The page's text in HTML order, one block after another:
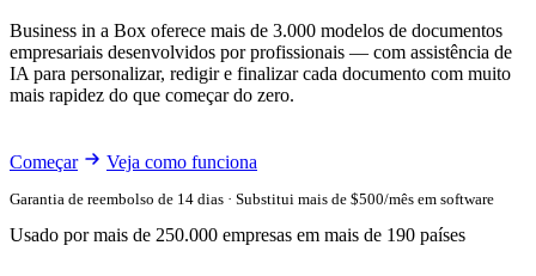
Business in a Box oferece mais de 3.000 modelos de documentos
empresariais desenvolvidos por profissionais — com assistência de
IA para personalizar, redigir e finalizar cada documento com muito
mais rapidez do que começar do zero.
Começar Veja como funciona
Garantia de reembolso de 14 dias · Substitui mais de $500/mês em software
Usado por mais de 250.000 empresas em mais de 190 países